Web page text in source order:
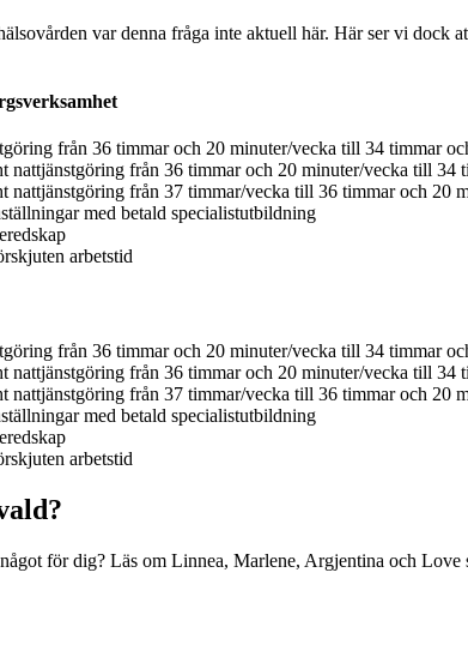
var denna fråga inte aktuell här. Här ser vi
från 36 timmar och 20 minuter/vecka till 34 timmar
nattjänstgöring från 36 timmar och 20 minuter/vecka till
nattjänstgöring från 37 timmar/vecka till 36 timmar och 20
med betald specialistutbildning
arbetstid
från 36 timmar och 20 minuter/vecka till 34 timmar
nattjänstgöring från 36 timmar och 20 minuter/vecka till
nattjänstgöring från 37 timmar/vecka till 36 timmar och 20
med betald specialistutbildning
arbetstid
för dig? Läs om Linnea, Marlene, Argjentina och